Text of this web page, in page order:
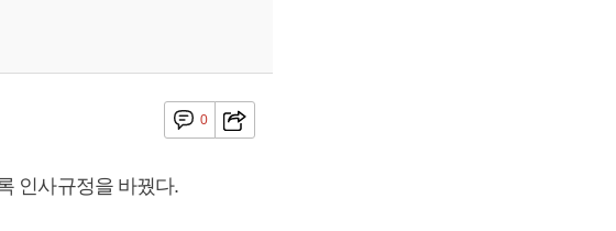
0
인사규정을 바꿨다.